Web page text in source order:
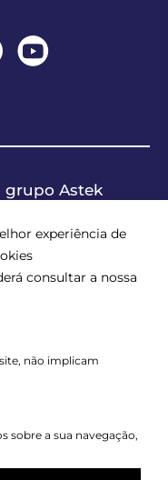
grupo Astek
Informação
experiência de
consultar a nossa
não implicam
sobre a sua navegação,